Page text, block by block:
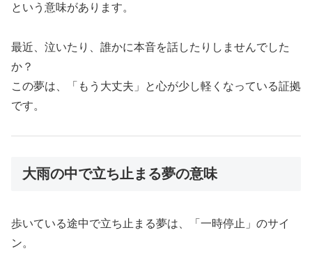
という意味があります。
最近、泣いたり、誰かに本音を話したりしませんでした
か？
この夢は、「もう大丈夫」と心が少し軽くなっている証拠
です。
大雨の中で立ち止まる夢の意味
歩いている途中で立ち止まる夢は、「一時停止」のサイ
ン。